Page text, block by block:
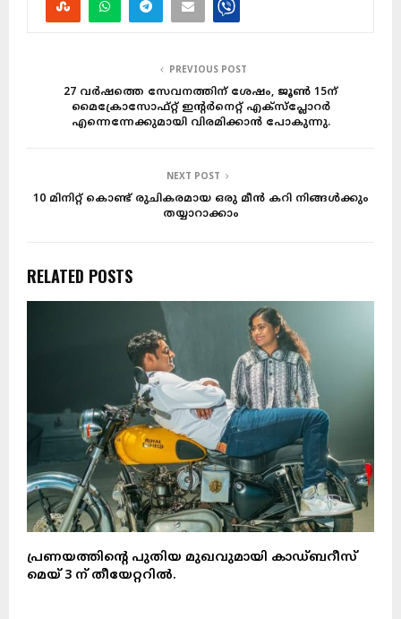
PREVIOUS POST
27 വർഷത്തെ സേവനത്തിന് ശേഷം, ജൂൺ 15ന്
മൈക്രോസോഫ്റ്റ് ഇന്റർനെറ്റ് എക്സ്പ്ലോറർ
എന്നെന്നേക്കുമായി വിരമിക്കാൻ പോകുന്നു.
NEXT POST
10 മിനിറ്റ് കൊണ്ട് രുചികരമായ ഒരു മീൻ കറി നിങ്ങൾക്കും
തയ്യാറാക്കാം
RELATED POSTS
പ്രണയത്തിൻ്റെ പുതിയ മുഖവുമായി കാഡ്ബറീസ്
മെയ് 3 ന് തീയേറ്ററിൽ.